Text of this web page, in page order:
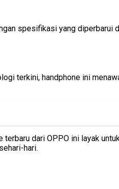
spesifikasi yang diperbarui
terkini, handphone ini
dari OPPO ini layak
hari.